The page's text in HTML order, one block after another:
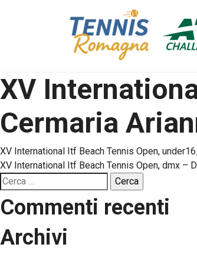
XV
Cermaria
Navigazione
articoli
XV International Itf Beach Tennis Open,
XV International Itf Beach Tennis Open, dmx –
Ricerca
per:
Commenti recenti
Archivi